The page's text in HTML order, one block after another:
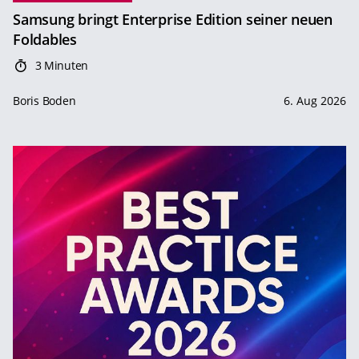
Samsung bringt Enterprise Edition seiner neuen
Foldables
3 Minuten
Boris Boden 6. Aug 2026